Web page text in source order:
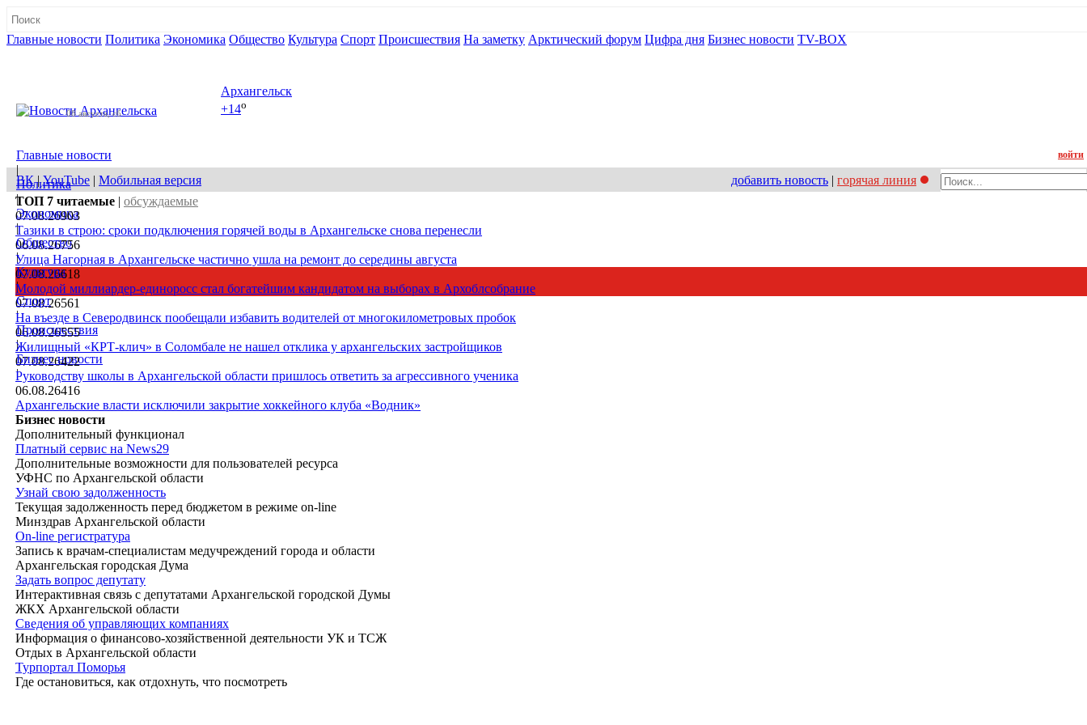
Главные новости Политика Экономика Общество Культура Спорт Происшествия На заметку Арктический форум Цифра дня Бизнес новости TV-BOX
08 августа, сб
Архангельск
+14o
Главные новости
|
Политика
|
Экономика
|
Общество
|
Культура
|
Спорт
|
Происшествия
|
Бизнес новости
|
войти
ВК|YouTube | Мобильная версия добавить новость | горячая линия
ТОП 7 читаемые | обсуждаемые
07.08.26903
Тазики в строю: сроки подключения горячей воды в Архангельске снова перенесли
06.08.26756
Улица Нагорная в Архангельске частично ушла на ремонт до середины августа
07.08.26618
Молодой миллиардер-единоросс стал богатейшим кандидатом на выборах в Архоблсобрание
07.08.26561
На въезде в Северодвинск пообещали избавить водителей от многокилометровых пробок
06.08.26555
Жилищный «КРТ-клич» в Соломбале не нашел отклика у архангельских застройщиков
07.08.26422
Руководству школы в Архангельской области пришлось ответить за агрессивного ученика
06.08.26416
Архангельские власти исключили закрытие хоккейного клуба «Водник»
Бизнес новости
Дополнительный функционал
Платный сервис на News29
Дополнительные возможности для пользователей ресурса
УФНС по Архангельской области
Узнай свою задолженность
Текущая задолженность перед бюджетом в режиме on-line
Минздрав Архангельской области
On-line регистратура
Запись к врачам-специалистам медучреждений города и области
Архангельская городская Дума
Задать вопрос депутату
Интерактивная связь с депутатами Архангельской городской Думы
ЖКХ Архангельской области
Сведения об управляющих компаниях
Информация о финансово-хозяйственной деятельности УК и ТСЖ
Отдых в Архангельской области
Турпортал Поморья
Где остановиться, как отдохнуть, что посмотреть